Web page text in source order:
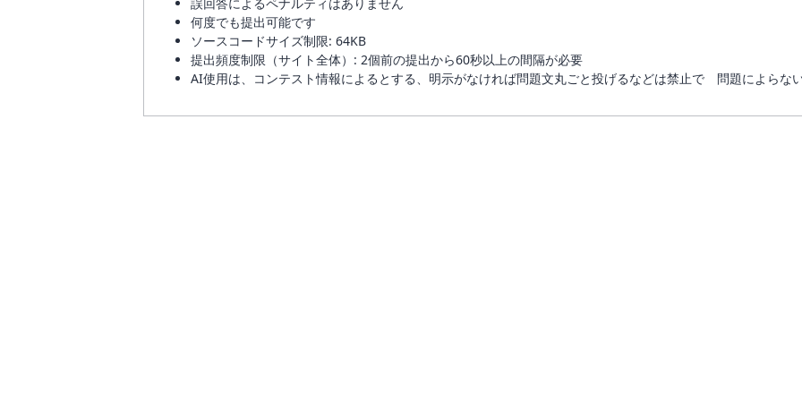
何度でも提出可能です
ソースコードサイズ制限: 64KB
提出頻度制限（サイト全体）: 2個前の提出から60秒以上の間隔が必要
AI使用は、コンテスト情報によるとする、明示がなければ問題文丸ごと投げるなどは禁止で 問題によらな